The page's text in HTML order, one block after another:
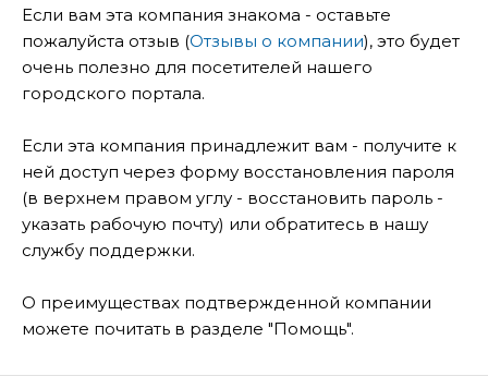
Если вам эта компания знакома - оставьте
пожалуйста отзыв (Отзывы о компании), это будет
очень полезно для посетителей нашего
городского портала.
Если эта компания принадлежит вам - получите к
ней доступ через форму восстановления пароля
(в верхнем правом углу - восстановить пароль -
указать рабочую почту) или обратитесь в нашу
службу поддержки.
О преимуществах подтвержденной компании
можете почитать в разделе "Помощь".